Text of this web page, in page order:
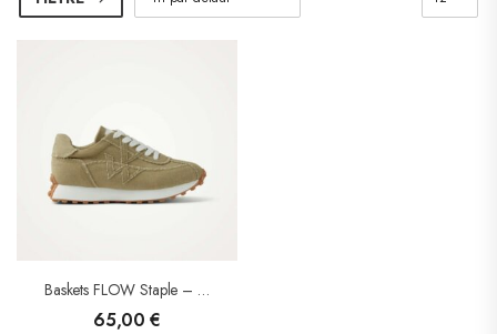
Baskets FLOW Staple – Vanessa Wu
65,00 €